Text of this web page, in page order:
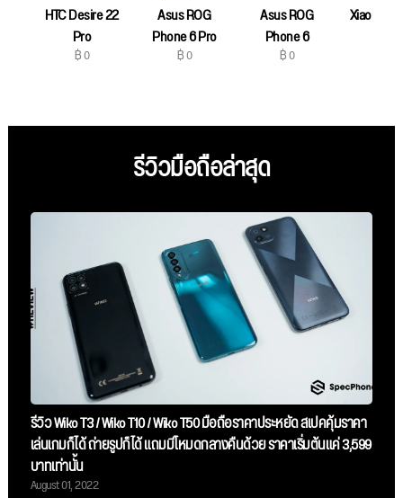
HTC Desire 22
Pro
฿ 0
Asus ROG
Phone 6 Pro
฿ 0
Asus ROG
Phone 6
฿ 0
Xiaomi
รีวิวมือถือล่าสุด
รีวิว Wiko T3 / Wiko T10 / Wiko T50 มือถือราคาประหยัด สเปคคุ้มราคา
เล่นเกมก็ได้ ถ่ายรูปก็ได้ แถมมีโหมดกลางคืนด้วย ราคาเริ่มต้นแค่ 3,599
บาทเท่านั้น
August 01, 2022